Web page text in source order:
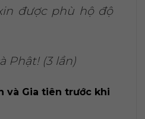
được phù hộ độ
Phật! (3 lần)
và Gia tiên trước khi